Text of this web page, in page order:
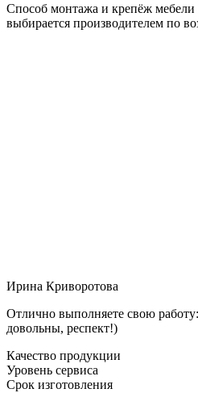
Способ монтажа и крепёж мебели
выбирается производителем по
Ирина Криворотова
Отлично выполняете свою
довольны, респект!)
Качество продукции
Уровень сервиса
Срок изготовления